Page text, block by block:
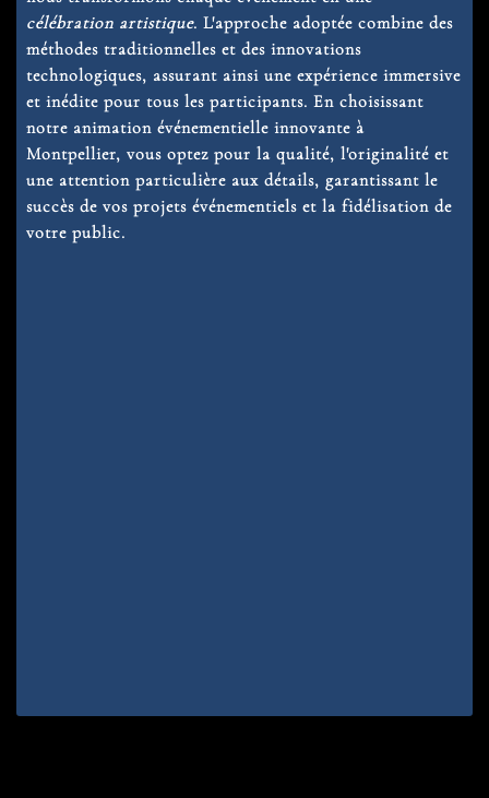
célébration artistique. L'approche adoptée combine des
méthodes traditionnelles et des innovations
technologiques, assurant ainsi une expérience immersive
et inédite pour tous les participants. En choisissant
notre animation événementielle innovante à
Montpellier, vous optez pour la qualité, l'originalité et
une attention particulière aux détails, garantissant le
succès de vos projets événementiels et la fidélisation de
votre public.